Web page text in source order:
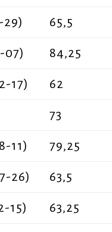
29) 65,5
07) 84,25
17) 62
73
11) 79,25
26) 63,5
15) 63,25